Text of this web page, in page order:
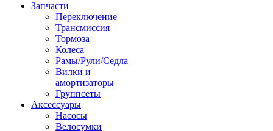
Запчасти
Переключение
Трансмиссия
Тормоза
Колеса
Рамы/Рули/Седла
Вилки и
амортизаторы
Группсеты
Аксессуары
Насосы
Велосумки